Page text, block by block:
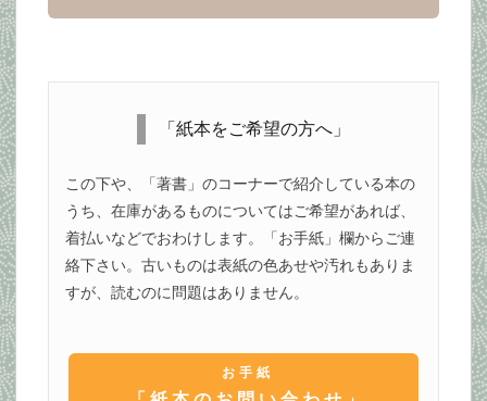
「紙本をご希望の方へ」
この下や、「著書」のコーナーで紹介している本の
うち、在庫があるものについてはご希望があれば、
着払いなどでおわけします。「お手紙」欄からご連
絡下さい。古いものは表紙の色あせや汚れもありま
すが、読むのに問題はありません。
お手紙